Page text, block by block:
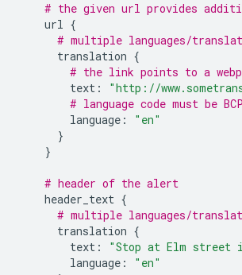
# the given url provides
url {
# multiple languages/
translation {
# the link points to a
text :
"http://
# language code must be
language :
"en"
}
}
# header of the alert
header_text {
# multiple languages/
translation {
text :
"Stop at Elm street
language :
"en"